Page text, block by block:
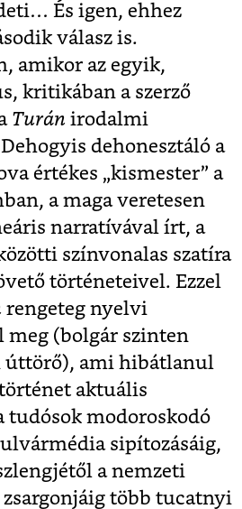
És igen, ehhez
válasz is.
amikor az egyik,
kritikában a szerző
Turán irodalmi
dehonesztáló a
értékes „kismester” a
a maga veretesen
narratívával írt, a
színvonalas szatíra
történeteivel. Ezzel
rengeteg nyelvi
meg (bolgár szinten
úttörő), ami hibátlanul
aktuális
tudósok modoroskodó
sipítozásáig,
a nemzeti
több tucatnyi